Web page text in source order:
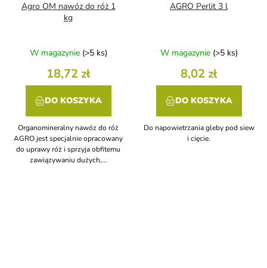
Agro OM nawóz do róż 1
kg
W magazynie (>5 ks)
18,72 zł
DO KOSZYKA
Organomineralny nawóz do róż
AGRO jest specjalnie opracowany
do uprawy róż i sprzyja obfitemu
zawiązywaniu dużych,...
AGRO Perlit 3 l
W magazynie (>5 ks)
8,02 zł
DO KOSZYKA
Do napowietrzania gleby pod siew
i cięcie.